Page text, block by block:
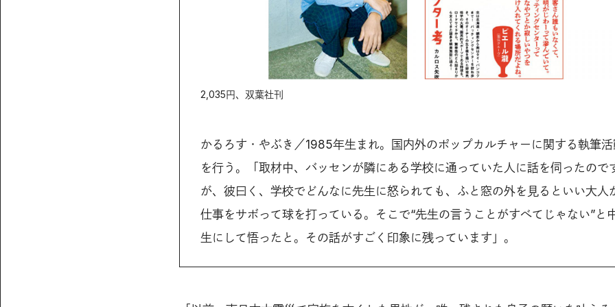
2,035円、双葉社刊
かるろす・やぶき／1985年生まれ。国内外のポップカルチャーに関する執筆
を行う。「取材中、バッセンが隣にある学校に通っていた人に話を伺ったので
が、彼曰く、学校でどんなに先生に怒られても、ふと窓の外を見るといい大人
仕事をサボって球を打っている。そこで“先生の言うことがすべてじゃない”と
生にして悟ったと。その話がすごく印象に残っています」。